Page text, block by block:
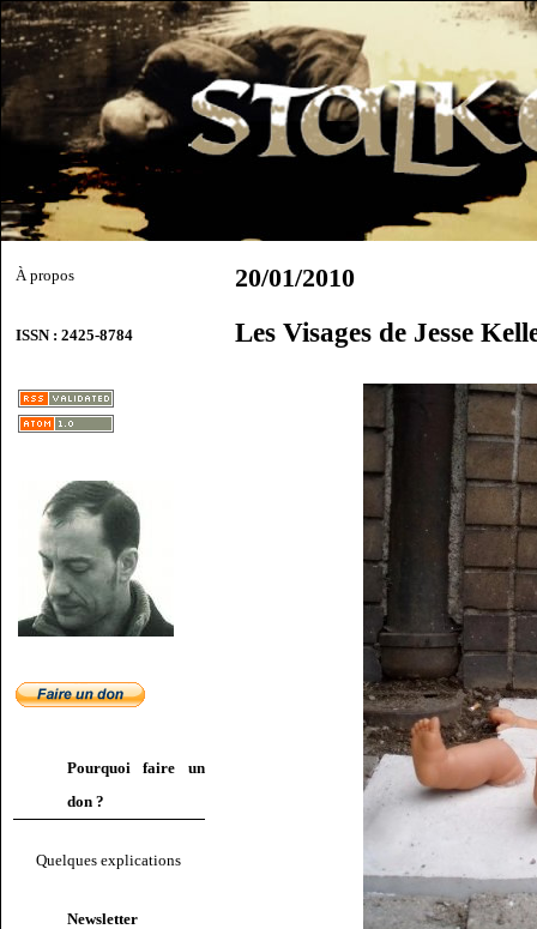
À propos
ISSN : 2425-8784
Pourquoi faire un
don ?
Quelques explications
Newsletter
20/01/2010
Les Visages de Jesse